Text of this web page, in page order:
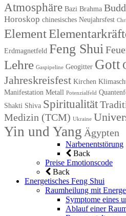
Atmosphäre Bazi Brahma
Horoskop chinesisches Neujahrsfest
Element
Erdmagnetfeld Feng Shui
Lehre Gaspipeline Geogitter Gott
Jahreskreisfest Kirchen
Manifestation Metall Potenzialfeld
Shakti Shiva Spiritualität
Medizin (TCM) Ukraine
Yin und Yang Ägypten
Narbenentstörung
Back
Preise Emotionscode
Back
Energetisches Feng Shui
Raumheilung mit
Symptome eines
Ablauf einer